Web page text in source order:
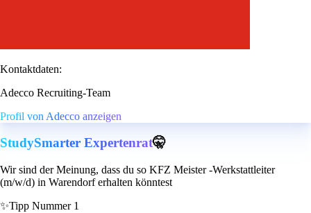
Kontaktdaten:
Adecco Recruiting-Team
Profil von Adecco anzeigen
StudySmarter Expertenrat🤫
Wir sind der Meinung, dass du so KFZ Meister -Werkstattleiter
(m/w/d) in Warendorf erhalten könntest
✨Tipp Nummer 1